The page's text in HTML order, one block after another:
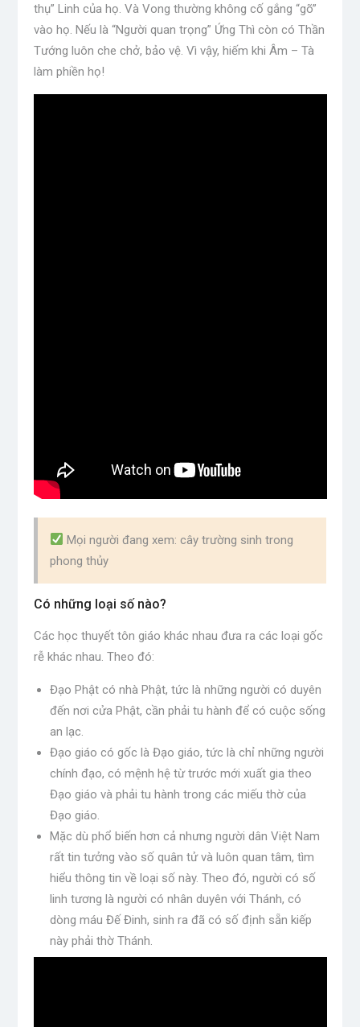
thụ” Linh của họ. Và Vong thường không cố gắng “gõ”
vào họ. Nếu là “Người quan trọng” Ứng Thì còn có Thần
Tướng luôn che chở, bảo vệ. Vì vậy, hiếm khi Âm – Tà
làm phiền họ!
Mọi người đang xem: cây trường sinh trong
phong thủy
Có những loại số nào?
Các học thuyết tôn giáo khác nhau đưa ra các loại gốc
rễ khác nhau. Theo đó:
Đạo Phật có nhà Phật, tức là những người có duyên
đến nơi cửa Phật, cần phải tu hành để có cuộc sống
an lạc.
Đạo giáo có gốc là Đạo giáo, tức là chỉ những người
chính đạo, có mệnh hệ từ trước mới xuất gia theo
Đạo giáo và phải tu hành trong các miếu thờ của
Đạo giáo.
Mặc dù phổ biến hơn cả nhưng người dân Việt Nam
rất tin tưởng vào số quân tử và luôn quan tâm, tìm
hiểu thông tin về loại số này. Theo đó, người có số
linh tương là người có nhân duyên với Thánh, có
dòng máu Đế Đinh, sinh ra đã có số định sẵn kiếp
này phải thờ Thánh.